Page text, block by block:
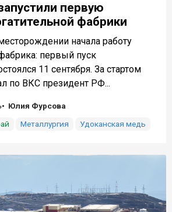
первую
фабрики
начала работу
первый пуск
11 сентября. За стартом
по ВКС президент РФ...
Юлия Фурсова
Металлургия Удоканская медь